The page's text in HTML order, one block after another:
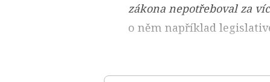
zákona nepotřeboval za
o něm například